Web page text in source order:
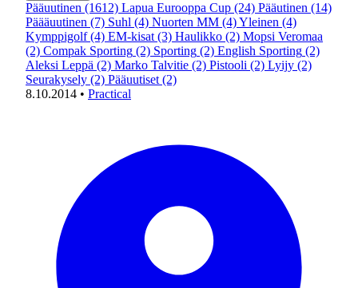
Pääuutinen (1612) Lapua Eurooppa Cup (24) Pääutinen (14)
Päääuutinen (7) Suhl (4) Nuorten MM (4)Yleinen (4)
Kymppigolf (4) EM-kisat (3) Haulikko (2) Mopsi Veromaa
(2) Compak Sporting (2) Sporting (2) English Sporting (2)
Aleksi Leppä (2) Marko Talvitie (2) Pistooli (2) Lyijy (2)
Seurakysely (2) Pääuutiset (2)
8.10.2014 • Practical